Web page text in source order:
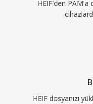
HEIF'den
HEIF dosyanızı